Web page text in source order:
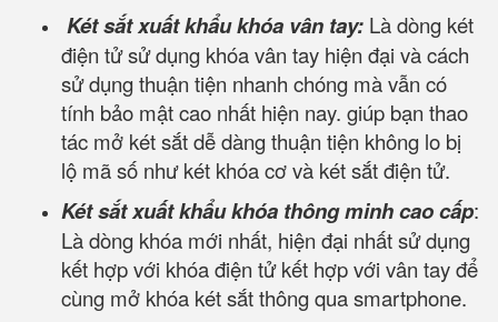
Két sắt xuất khẩu khóa vân tay: Là dòng két
điện tử sử dụng khóa vân tay hiện đại và cách
sử dụng thuận tiện nhanh chóng mà vẫn có
tính bảo mật cao nhất hiện nay. giúp bạn thao
tác mở két sắt dễ dàng thuận tiện không lo bị
lộ mã số như két khóa cơ và két sắt điện tử.
Két sắt xuất khẩu khóa thông minh cao cấp:
Là dòng khóa mới nhất, hiện đại nhất sử dụng
kết hợp với khóa điện tử kết hợp với vân tay để
cùng mở khóa két sắt thông qua smartphone.